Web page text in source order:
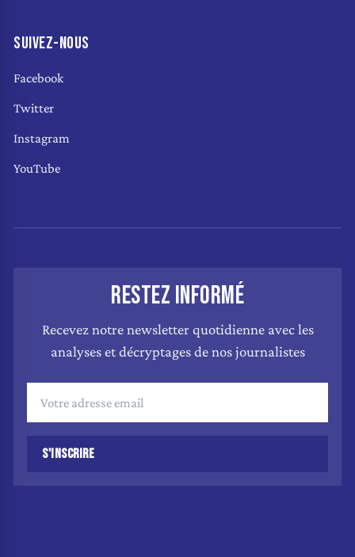
SUIVEZ-NOUS
Facebook
Twitter
Instagram
YouTube
RESTEZ INFORMÉ
Recevez notre newsletter quotidienne avec les
analyses et décryptages de nos journalistes
S'INSCRIRE